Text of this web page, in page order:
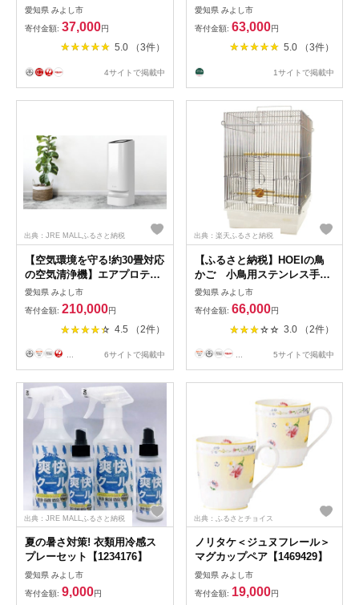
【1109218】
愛知県 みよし市
寄付金額: 37,000円
5.0 （3件）
4サイトで掲載中
airplant
愛知県 みよし市
寄付金額: 63,000円
5.0 （3件）
1サイトで掲載中
出典：JRE MALLふるさと納税
【空気環境を守る!約30畳対応
の空気清浄機】エアプロテク
ターエアプロAP-7E6Wホワイ
ト【1344649】
愛知県 みよし市
寄付金額: 210,000円
4.5 （2件）
... 6サイトで掲載中
出典：楽天ふるさと納税
【ふるさと納税】HOEIの鳥
かご 小鳥用ステンレス手の
りケージ 35手のりステンレ
ス【1136625】
愛知県 みよし市
寄付金額: 66,000円
3.0 （2件）
... 5サイトで掲載中
出典：JRE MALLふるさと納税
夏の暑さ対策! 衣類用冷感ス
プレーセット【1234176】
愛知県 みよし市
寄付金額: 9,000円
出典：ふるさとチョイス
ノリタケ＜ジュヌフレール＞
マグカップペア【1469429】
愛知県 みよし市
寄付金額: 19,000円